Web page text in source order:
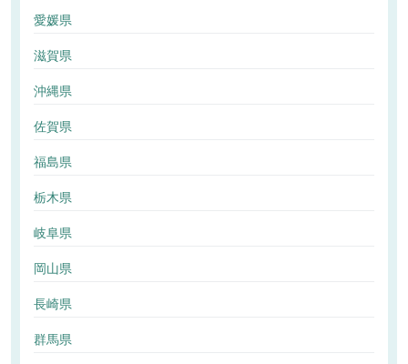
愛媛県
滋賀県
沖縄県
佐賀県
福島県
栃木県
岐阜県
岡山県
長崎県
群馬県